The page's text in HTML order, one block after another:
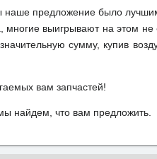
наше предложение было
выигрывают на этом не
сумму, купив
вам запчастей!
найдем, что вам предложить.